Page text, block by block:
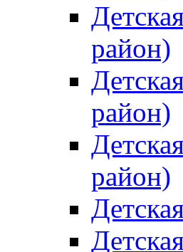
район)
район)
район)